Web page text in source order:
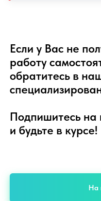
Если у Вас не
работу
обратитесь в
Подпишитесь на
и будьте в курсе!
На